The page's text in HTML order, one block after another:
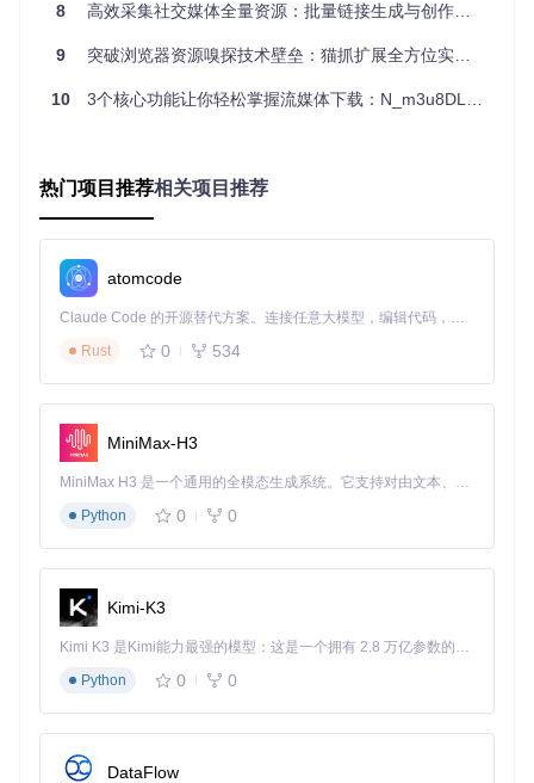
Git工具
⚙️执行步骤
clone
终端交互模式批量采集界面
执行阶段：账号解析与链接生成
关键参数获取
@username）
在终端交互模式中选择"批量下载账号作品(TikTok)"
核心代码示例
from src.interface.account_tiktok import AccountTikTok
account = AccountTikTok(params, sec_user_id=
response, _, _ =
量。
验证方法
8 高效采集社交媒体全量资源：批量链接生成与创作者资源管理指南
9 突破浏览器资源嗅探技术壁垒：猫抓扩展全方位实战指南
10 3个核心功能让你轻松掌握流媒体下载：N_m3u8DL-RE全攻略
热门项目推荐相关项目推荐
atomcode
Claude Code 的开源替代方案。连接任意大模型，编辑代码，运行命令，自动验证 — 全自动执行。用 Rust 构建，极致性能。 ｜ An open-source alternative to Claude Code. Connect any LLM, edit code, run commands, and verify changes — autonomously. Built in Rust for speed. Get Started
Rust
0 534
MiniMax-H3
MiniMax H3 是一个通用的全模态生成系统。它支持对由文本、图像、视频和音频组成的多模态上下文进行统一理解，并能生成分辨率高达 2K、时长可达 15 秒的带原生立体声音频的视频。得益于面向任务泛化的系统设计，H3 在预训练阶段就已具备广泛的多模态上下文理解与生成能力，能够出色地执行复杂的多模态指令。
Python
0 0
Kimi-K3
Kimi K3 是Kimi能力最强的模型：这是一个拥有 2.8 万亿参数的混合专家（MoE）模型，具备原生视觉理解能力，并支持 100 万 token 的上下文窗口。
Python
0 0
DataFlow